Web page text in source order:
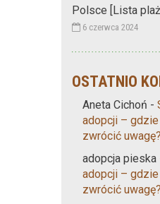
Polsce [Lista
6 czerwca 2024
OSTATNIO
Aneta Cichoń -
adopcji – gdzie
zwrócić uwagę?
adopcja pieska
adopcji – gdzie
zwrócić uwagę?